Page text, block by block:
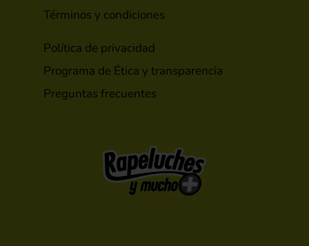
Términos y condiciones
Política de privacidad
Programa de Ética y transparencia
Preguntas frecuentes